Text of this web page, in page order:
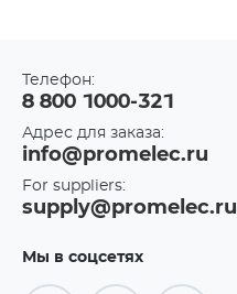
Телефон:
8 800 1000-321
Адрес для заказа:
info@promelec.ru
For suppliers:
supply@promelec.ru
Мы в соцсетях